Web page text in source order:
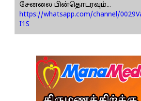
சேனலை பின்தொடரவும்...
https://whatsapp.com/channel/
I1S